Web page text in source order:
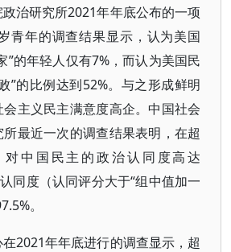
治研究所2021年年底公布的一项
青年的调查结果显示，认为美国
”的年轻人仅有7%，而认为美国民
”的比例达到52%。与之形成鲜明
主义民主满意度高企。中国社会
最近一次的调查结果表明，在超
中国民主的政治认同度高达
同度（认同评分大于“组中值加一
。
2021年年底进行的调查显示，超